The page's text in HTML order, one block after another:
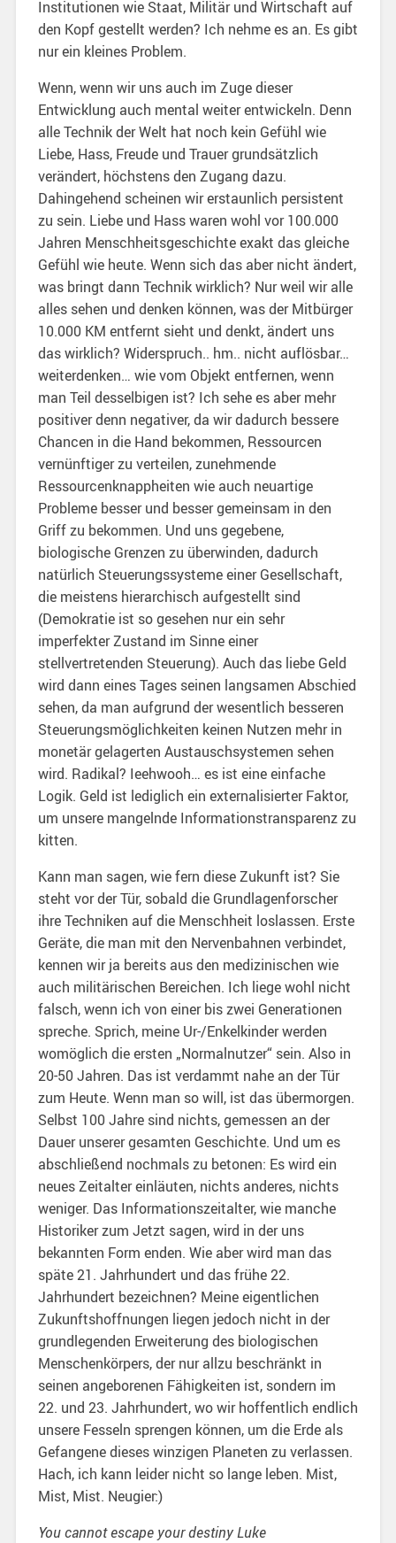
Institutionen wie Staat, Militär und Wirtschaft auf
den Kopf gestellt werden? Ich nehme es an. Es gibt
nur ein kleines Problem.
Wenn, wenn wir uns auch im Zuge dieser
Entwicklung auch mental weiter entwickeln. Denn
alle Technik der Welt hat noch kein Gefühl wie
Liebe, Hass, Freude und Trauer grundsätzlich
verändert, höchstens den Zugang dazu.
Dahingehend scheinen wir erstaunlich persistent
zu sein. Liebe und Hass waren wohl vor 100.000
Jahren Menschheitsgeschichte exakt das gleiche
Gefühl wie heute. Wenn sich das aber nicht ändert,
was bringt dann Technik wirklich? Nur weil wir alle
alles sehen und denken können, was der Mitbürger
10.000 KM entfernt sieht und denkt, ändert uns
das wirklich? Widerspruch.. hm.. nicht auflösbar…
weiterdenken… wie vom Objekt entfernen, wenn
man Teil desselbigen ist? Ich sehe es aber mehr
positiver denn negativer, da wir dadurch bessere
Chancen in die Hand bekommen, Ressourcen
vernünftiger zu verteilen, zunehmende
Ressourcenknappheiten wie auch neuartige
Probleme besser und besser gemeinsam in den
Griff zu bekommen. Und uns gegebene,
biologische Grenzen zu überwinden, dadurch
natürlich Steuerungssysteme einer Gesellschaft,
die meistens hierarchisch aufgestellt sind
(Demokratie ist so gesehen nur ein sehr
imperfekter Zustand im Sinne einer
stellvertretenden Steuerung). Auch das liebe Geld
wird dann eines Tages seinen langsamen Abschied
sehen, da man aufgrund der wesentlich besseren
Steuerungsmöglichkeiten keinen Nutzen mehr in
monetär gelagerten Austauschsystemen sehen
wird. Radikal? Ieehwooh… es ist eine einfache
Logik. Geld ist lediglich ein externalisierter Faktor,
um unsere mangelnde Informationstransparenz zu
kitten.
Kann man sagen, wie fern diese Zukunft ist? Sie
steht vor der Tür, sobald die Grundlagenforscher
ihre Techniken auf die Menschheit loslassen. Erste
Geräte, die man mit den Nervenbahnen verbindet,
kennen wir ja bereits aus den medizinischen wie
auch militärischen Bereichen. Ich liege wohl nicht
falsch, wenn ich von einer bis zwei Generationen
spreche. Sprich, meine Ur-/Enkelkinder werden
womöglich die ersten „Normalnutzer“ sein. Also in
20-50 Jahren. Das ist verdammt nahe an der Tür
zum Heute. Wenn man so will, ist das übermorgen.
Selbst 100 Jahre sind nichts, gemessen an der
Dauer unserer gesamten Geschichte. Und um es
abschließend nochmals zu betonen: Es wird ein
neues Zeitalter einläuten, nichts anderes, nichts
weniger. Das Informationszeitalter, wie manche
Historiker zum Jetzt sagen, wird in der uns
bekannten Form enden. Wie aber wird man das
späte 21. Jahrhundert und das frühe 22.
Jahrhundert bezeichnen? Meine eigentlichen
Zukunftshoffnungen liegen jedoch nicht in der
grundlegenden Erweiterung des biologischen
Menschenkörpers, der nur allzu beschränkt in
seinen angeborenen Fähigkeiten ist, sondern im
22. und 23. Jahrhundert, wo wir hoffentlich endlich
unsere Fesseln sprengen können, um die Erde als
Gefangene dieses winzigen Planeten zu verlassen.
Hach, ich kann leider nicht so lange leben. Mist,
Mist, Mist. Neugier:)
You cannot escape your destiny Luke